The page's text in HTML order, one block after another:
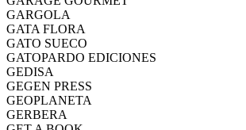
GARGOLA
GATA FLORA
GATO SUECO
GATOPARDO EDICIONES
GEDISA
GEGEN PRESS
GEOPLANETA
GERBERA